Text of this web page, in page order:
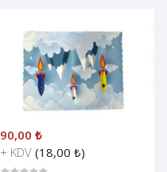
90,00 ₺
+ KDV (18,00 ₺)